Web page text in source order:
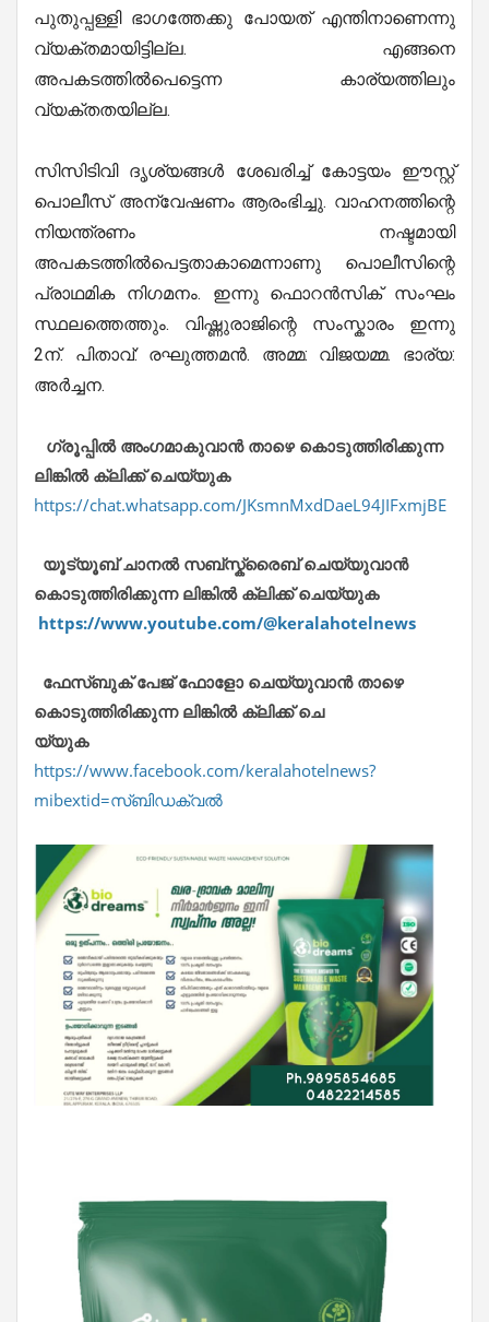
പുതുപ്പള്ളി ഭാഗത്തേക്കു പോയത് എന്തിനാണെന്നു
വ്യക്തമായിട്ടില്ല. എങ്ങനെ
അപകടത്തിൽപെട്ടെന്ന കാര്യത്തിലും
വ്യക്തതയില്ല.
സിസിടിവി ദൃശ്യങ്ങൾ ശേഖരിച്ച് കോട്ടയം ഈസ്റ്റ്
പൊലീസ് അന്വേഷണം ആരംഭിച്ചു. വാഹനത്തിന്റെ
നിയന്ത്രണം നഷ്ടമായി
അപകടത്തിൽപെട്ടതാകാമെന്നാണു പൊലീസിന്റെ
പ്രാഥമിക നിഗമനം. ഇന്നു ഫൊറൻസിക് സംഘം
സ്ഥലത്തെത്തും. വിഷ്ണുരാജിന്റെ സംസ്കാരം ഇന്നു
2ന്. പിതാവ്: രഘുത്തമൻ. അമ്മ: വിജയമ്മ. ഭാര്യ:
അർച്ചന.
ഗ്രൂപ്പിൽ അംഗമാകുവാൻ താഴെ കൊടുത്തിരിക്കുന്ന
ലിങ്കിൽ ക്ലിക്ക് ചെയ്യുക
https://chat.whatsapp.com/JKsmnMxdDaeL94JIFxmjBE
യൂട്യൂബ് ചാനൽ സബ്സ്ക്രൈബ് ചെയ്യുവാൻ
കൊടുത്തിരിക്കുന്ന ലിങ്കിൽ ക്ലിക്ക് ചെയ്യുക
https://www.youtube.com/@keralahotelnews
ഫേസ്ബുക് പേജ് ഫോളോ ചെയ്യുവാൻ താഴെ
കൊടുത്തിരിക്കുന്ന ലിങ്കിൽ ക്ലിക്ക് ചെ
യ്യുക
https://www.facebook.com/keralahotelnews?
mibextid=സ്‌ബിഡക്വൽ